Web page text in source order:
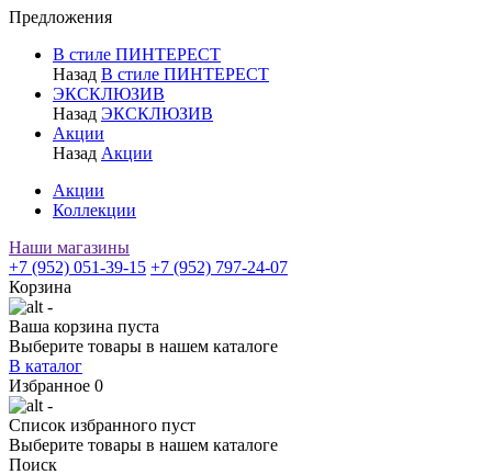
Предложения
В стиле ПИНТЕРЕСТ
Назад В стиле ПИНТЕРЕСТ
ЭКСКЛЮЗИВ
Назад ЭКСКЛЮЗИВ
Акции
Назад Акции
Акции
Коллекции
Наши магазины
+7 (952) 051-39-15 +7 (952) 797-24-07
Корзина
-
Ваша корзина пуста
Выберите товары в нашем каталоге
В каталог
Избранное 0
-
Список избранного пуст
Выберите товары в нашем каталоге
Поиск